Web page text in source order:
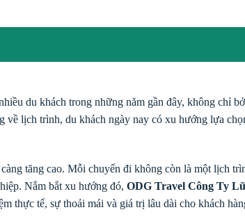
du khách trong những năm gần đây, không chỉ
lịch trình, du khách ngày nay có xu hướng lựa
tăng cao. Mỗi chuyến đi không còn là một lịch
Nắm bắt xu hướng đó, ODG Travel Công Ty L
thực tế, sự thoải mái và giá trị lâu dài cho khách